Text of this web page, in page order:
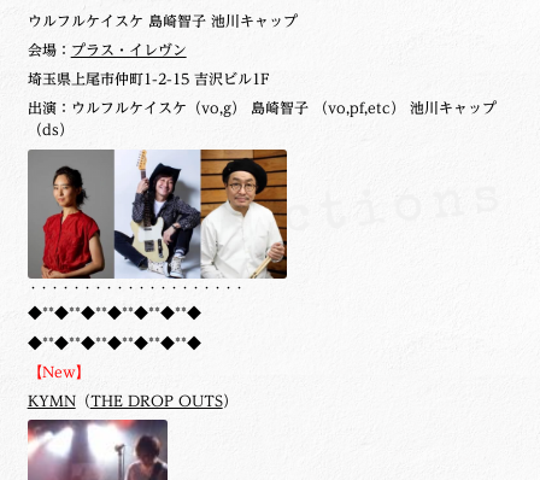
ウルフルケイスケ 島崎智子 池川キャップ
会場： プラス・イレヴン
埼玉県上尾市仲町1-2-15 吉沢ビル1F
出演：ウルフルケイスケ（vo,g） 島崎智子 （vo,pf,etc） 池川キャップ
（ds）
・・・・・・・・・・・・・・・・・・・・
◆**◆**◆**◆**◆**◆**◆
◆**◆**◆**◆**◆**◆**◆
【New】
KYMN（THE DROP OUTS）